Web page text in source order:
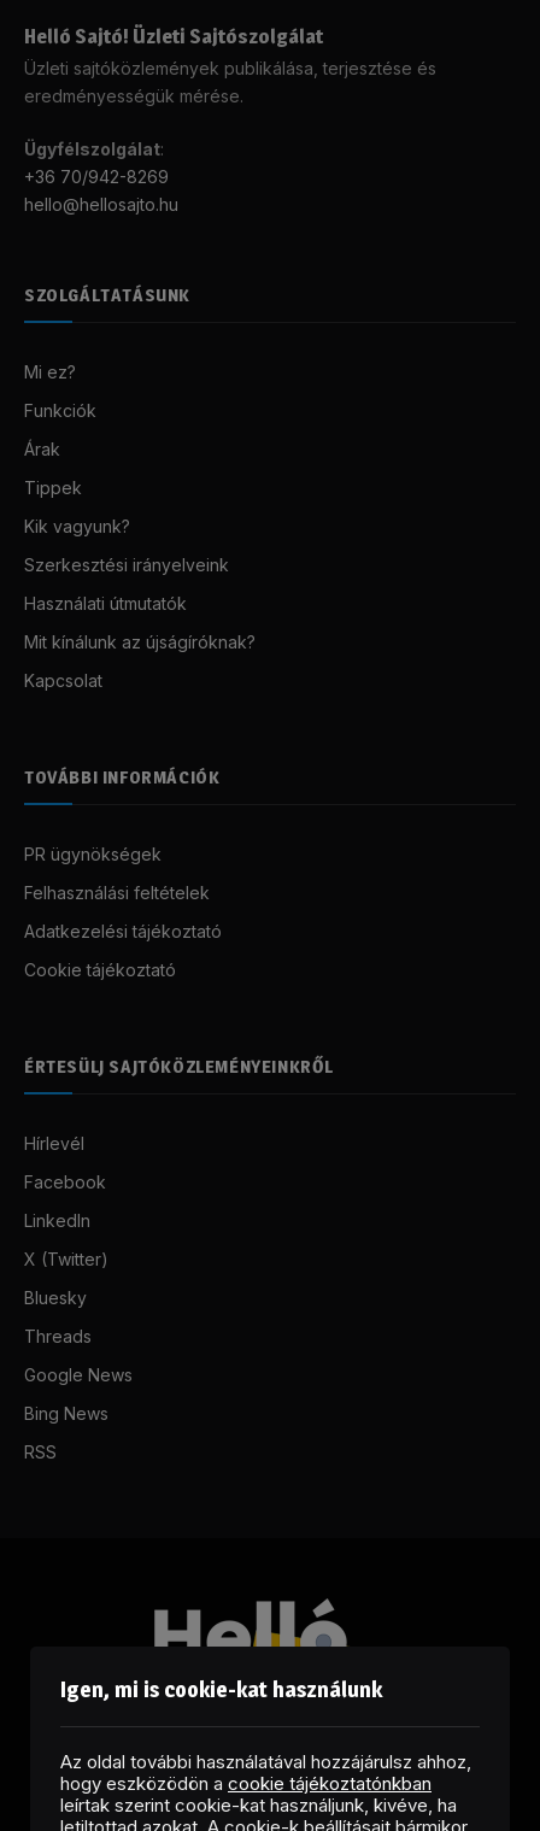
Helló Sajtó! Üzleti Sajtószolgálat
Üzleti sajtóközlemények publikálása, terjesztése és
eredményességük mérése.
Ügyfélszolgálat:
+36 70/942-8269
hello@hellosajto.hu
SZOLGÁLTATÁSUNK
Mi ez?
Funkciók
Árak
Tippek
Kik vagyunk?
Szerkesztési irányelveink
Használati útmutatók
Mit kínálunk az újságíróknak?
Kapcsolat
TOVÁBBI INFORMÁCIÓK
PR ügynökségek
Felhasználási feltételek
Adatkezelési tájékoztató
Cookie tájékoztató
ÉRTESÜLJ SAJTÓKÖZLEMÉNYEINKRŐL
Hírlevél
Facebook
LinkedIn
X (Twitter)
Bluesky
Threads
Google News
Bing News
RSS
Igen, mi is cookie-kat használunk
Az oldal további használatával hozzájárulsz ahhoz,
hogy eszközödön a cookie tájékoztatónkban
leírtak szerint cookie-kat használjunk, kivéve, ha